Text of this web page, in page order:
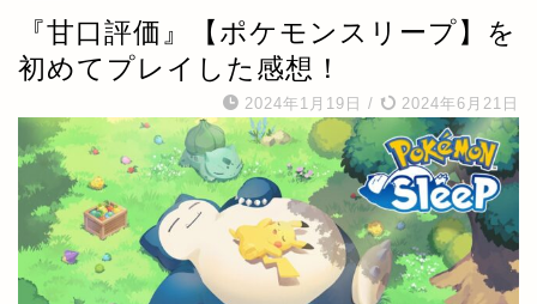
『甘口評価』【ポケモンスリープ】を
初めてプレイした感想！
2024年1月19日 / 2024年6月21日